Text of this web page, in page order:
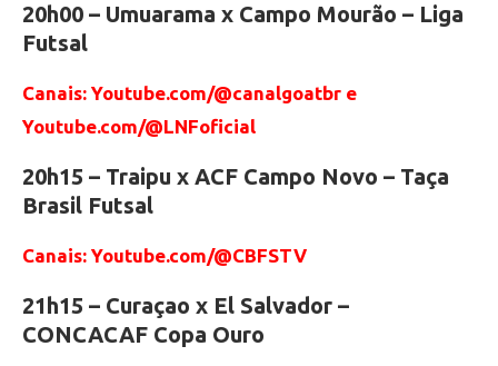
20h00 – Umuarama x Campo Mourão – Liga
Futsal
Canais: Youtube.com/@canalgoatbr e
Youtube.com/@LNFoficial
20h15 – Traipu x ACF Campo Novo – Taça
Brasil Futsal
Canais: Youtube.com/@CBFSTV
21h15 – Curaçao x El Salvador –
CONCACAF Copa Ouro